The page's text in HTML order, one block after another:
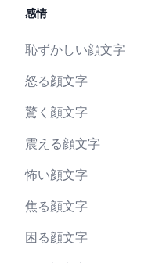
感情
恥ずかしい顔文字
怒る顔文字
驚く顔文字
震える顔文字
怖い顔文字
焦る顔文字
困る顔文字